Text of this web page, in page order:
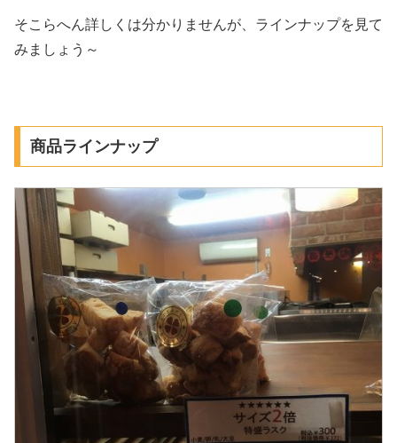
そこらへん詳しくは分かりませんが、ラインナップを見て
みましょう～
商品ラインナップ